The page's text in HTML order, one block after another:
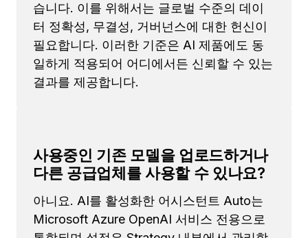
습니다. 이를 위해서는 글로벌 수준의 데이
터 정확성, 무결성, 거버넌스에 대한 헌신이
필요합니다. 이러한 기준은 AI 제품에도 동
일하게 적용되어 어디에서든 신뢰할 수 있는
결과를 제공합니다.
사용중인 기존 모델을 업로드하거나
다른 공급업체를 사용할 수 있나요?
아니요. AI를 활성화한 어시스턴트 Auto는
Microsoft Azure OpenAI 서비스 전용으로